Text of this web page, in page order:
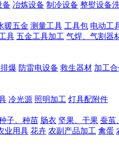
备 冶炼设备 制冷设备 整熨设备
暖五金 测量工具 工具包 电动工
具 五金工具加工 气焊、气割器
爆 防雷电设备 救生器材 加工
冷光源 照明加工 灯具配附件
子、种苗 肠衣 坚果、干果 蚕茧
业用具 花卉 农副产品加工 禽蛋